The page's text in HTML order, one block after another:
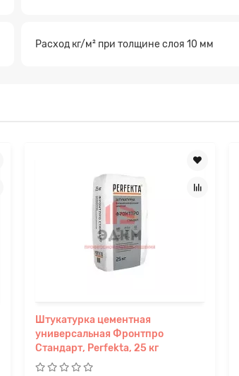
Расход кг/м² при толщине слоя 10 мм
Штукатурка цементная
универсальная Фронтпро
Стандарт, Perfekta, 25 кг